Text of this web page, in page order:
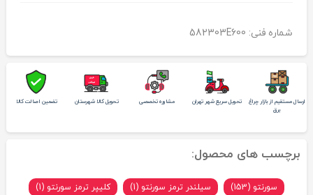
شماره فنی: 582303E600
ارسال مستقیم از بازار چراغ
برق
تحویل سریع شهر تهران مشاوره تخصصی تحویل کالا شهرستان تضمین اصالت کالا
برچسب های محصول:
سورنتو (153) سیلندر ترمز سورنتو (1) کلیپر ترمز سورنتو (1)